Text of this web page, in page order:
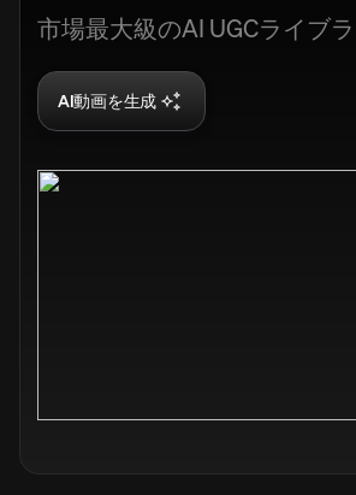
市場最大級のAI UGCライブラ
AI動画を生成